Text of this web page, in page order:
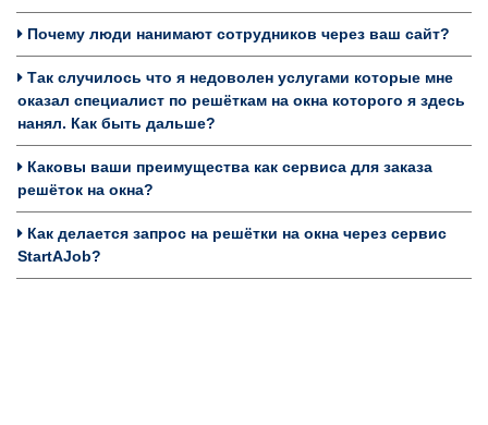
Почему люди нанимают сотрудников через ваш сайт?
Так случилось что я недоволен услугами которые мне
оказал специалист по решёткам на окна которого я здесь
нанял. Как быть дальше?
Каковы ваши преимущества как сервиса для заказа
решёток на окна?
Как делается запрос на решётки на окна через сервис
StartAJob?